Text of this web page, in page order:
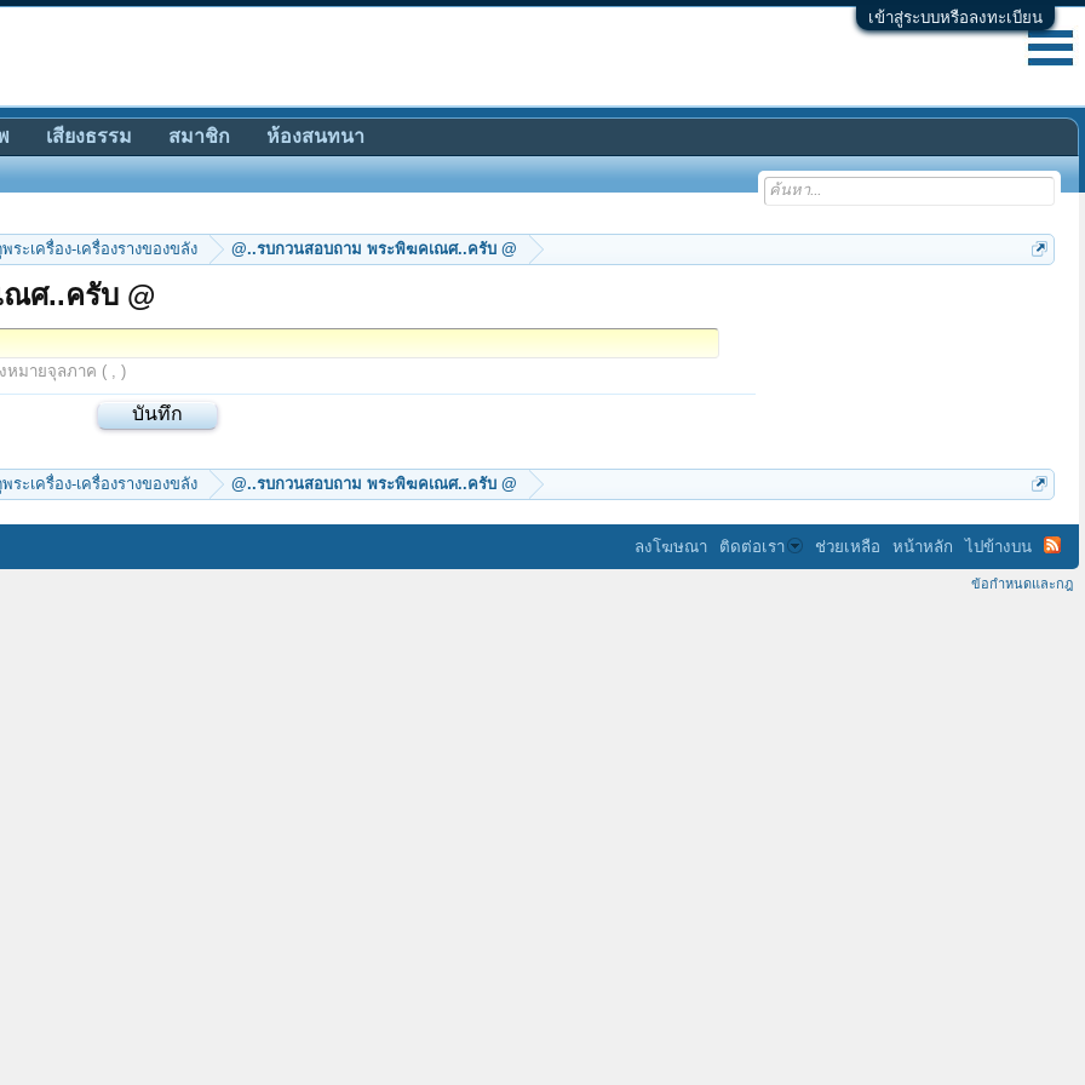
เข้าสู่ระบบหรือลงทะเบียน
ระเครื่อง-เครื่องรางของขลัง @..รบกวนสอบถาม พระพิฆคเณศ..ครับ @
ณศ..ครับ @
หมายจุลภาค ( , )
ระเครื่อง-เครื่องรางของขลัง @..รบกวนสอบถาม พระพิฆคเณศ..ครับ @
เสียงธรรม สมาชิก ห้องสนทนา
ลงโฆษณา ติดต่อเรา ช่วยเหลือ หน้าหลัก ไปข้างบน
ข้อกำหนดและกฎ